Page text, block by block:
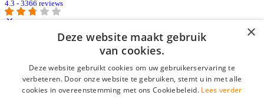
4.3 - 3366 reviews
Inloggen als bedrijf
E-mail*
Wachtwoord
×
Deze website maakt gebruik
van cookies.
Deze website gebruikt cookies om uw gebruikerservaring te
verbeteren. Door onze website te gebruiken, stemt u in met alle
cookies in overeenstemming met ons Cookiebeleid. Lees verder